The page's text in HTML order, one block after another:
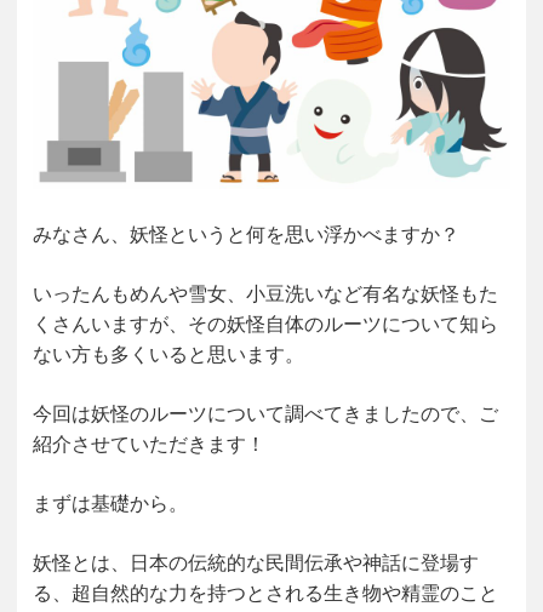
みなさん、妖怪というと何を思い浮かべますか？
いったんもめんや雪女、小豆洗いなど有名な妖怪もた
くさんいますが、その妖怪自体のルーツについて知ら
ない方も多くいると思います。
今回は妖怪のルーツについて調べてきましたので、ご
紹介させていただきます！
まずは基礎から。
妖怪とは、日本の伝統的な民間伝承や神話に登場す
る、超自然的な力を持つとされる生き物や精霊のこと